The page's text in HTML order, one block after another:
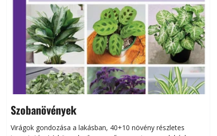
Szobanövények
Virágok gondozása a lakásban, 40+10 növény részletes